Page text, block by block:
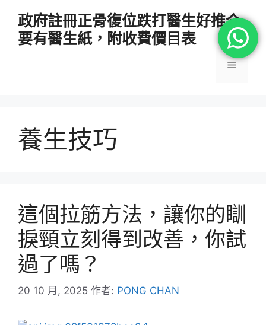
政府註冊正骨復位跌打醫生好推介
要有醫生紙，附收費價目表
選
養生技巧
這個拉筋方法，讓你的瞓
捩頸立刻得到改善，你試
過了嗎？
20 10 月, 2025 作者: PONG CHAN